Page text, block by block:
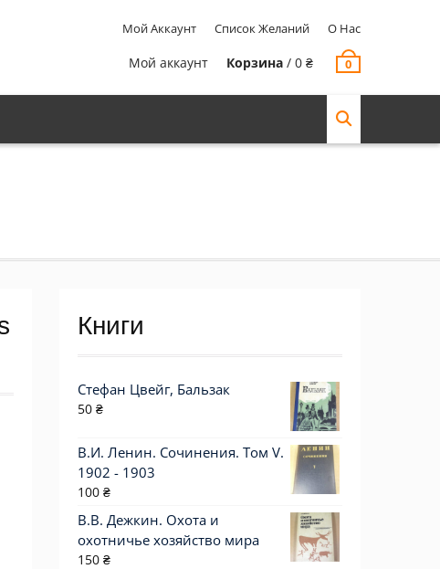
Мой Аккаунт Список Желаний О Нас
Мой аккаунт Корзина / 0 ₴ 0
Книги
Стефан Цвейг, Бальзак
50 ₴
В.И. Ленин. Сочинения. Том V.
1902 - 1903
100 ₴
В.В. Дежкин. Охота и
охотничье хозяйство мира
150 ₴